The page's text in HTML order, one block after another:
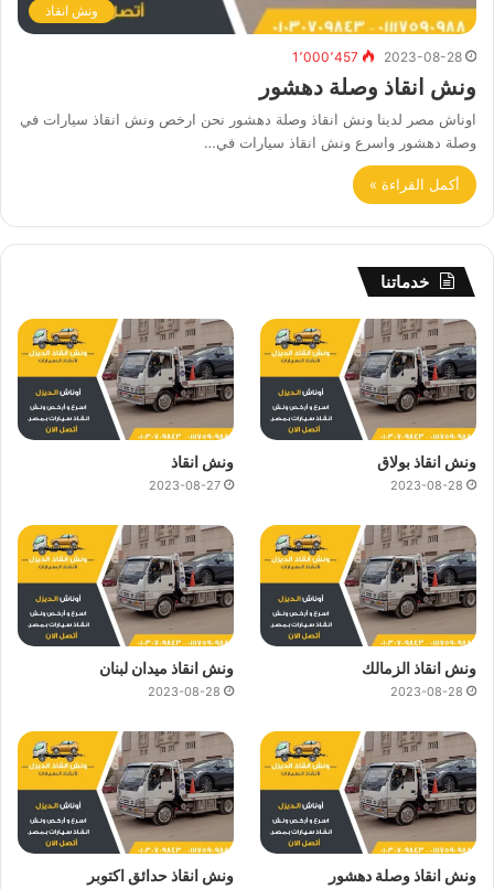
ونش انقاذ
2023-08-28 1٬000٬457
ونش انقاذ وصلة دهشور
اوناش مصر لدينا ونش انقاذ وصلة دهشور نحن ارخص ونش انقاذ سيارات في
وصلة دهشور واسرع ونش انقاذ سيارات في…
أكمل القراءة »
خدماتنا
ونش انقاذ بولاق
2023-08-28
ونش انقاذ
2023-08-27
ونش انقاذ الزمالك
2023-08-28
ونش انقاذ ميدان لبنان
2023-08-28
ونش انقاذ وصلة دهشور ونش انقاذ حدائق اكتوبر